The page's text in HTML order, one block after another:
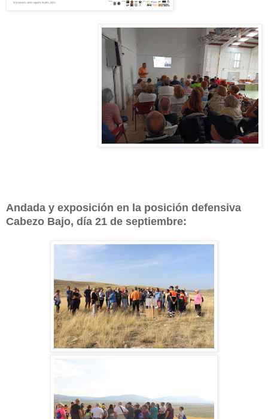
Andada y exposición en la posición defensiva
Cabezo Bajo, día 21 de septiembre: